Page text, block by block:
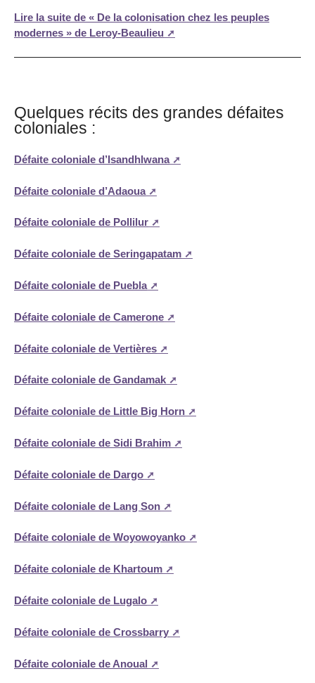
Lire la suite de « De la colonisation chez les peuples
modernes » de Leroy-Beaulieu
Quelques récits des grandes défaites
coloniales :
Défaite coloniale d’Isandhlwana
Défaite coloniale d’Adaoua
Défaite coloniale de Pollilur
Défaite coloniale de Seringapatam
Défaite coloniale de Puebla
Défaite coloniale de Camerone
Défaite coloniale de Vertières
Défaite coloniale de Gandamak
Défaite coloniale de Little Big Horn
Défaite coloniale de Sidi Brahim
Défaite coloniale de Dargo
Défaite coloniale de Lang Son
Défaite coloniale de Woyowoyanko
Défaite coloniale de Khartoum
Défaite coloniale de Lugalo
Défaite coloniale de Crossbarry
Défaite coloniale de Anoual